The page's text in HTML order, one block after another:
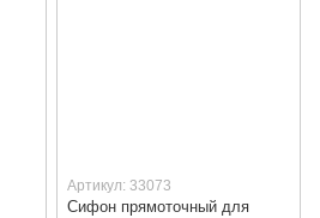
Артикул: 33073
Сифон прямоточный для